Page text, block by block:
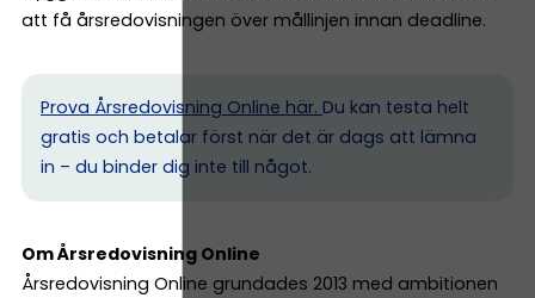
att få årsredovisningen över mållinjen innan deadline.
Prova Årsredovisning Online här. Du kan testa helt
gratis och betalar först när det är dags att lämna
in – du binder dig inte till något.
Om Årsredovisning Online
Årsredovisning Online grundades 2013 med ambitionen